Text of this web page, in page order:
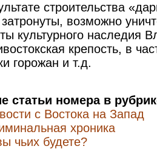
строительства
затронуты, возможно
культурного наследия
крепость, в
горожан и т.д.
статьи номера в
с Востока на Запад
хроника
чьих будете?